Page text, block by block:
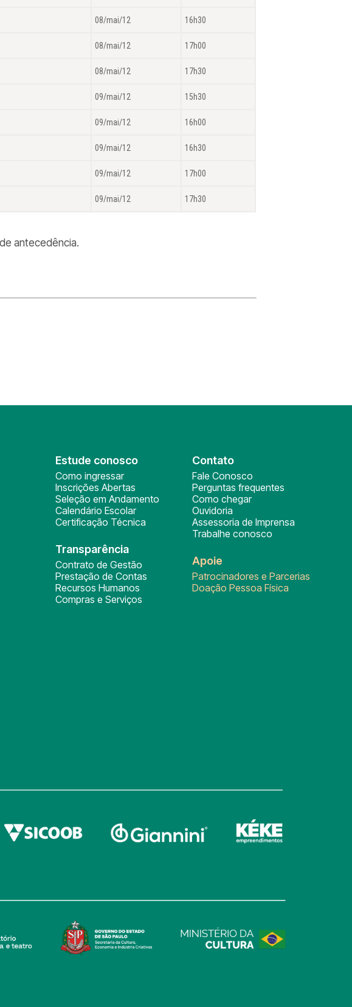
08/mai/12 16h30
08/mai/12 17h00
08/mai/12 17h30
09/mai/12 15h30
09/mai/12 16h00
09/mai/12 16h30
09/mai/12 17h00
09/mai/12 17h30
antecedência.
Estude conosco
Como ingressar
Inscrições Abertas
Seleção em Andamento
Calendário Escolar
Certificação Técnica
Transparência
Contrato de Gestão
Prestação de Contas
Recursos Humanos
Compras e Serviços
Contato
Fale Conosco
Perguntas frequentes
Como chegar
Ouvidoria
Assessoria de Imprensa
Trabalhe conosco
Apoie
Patrocinadores e Parcerias
Doação Pessoa Física